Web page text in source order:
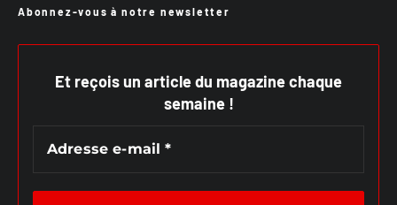
Abonnez-vous à notre newsletter
Et reçois un article du magazine chaque
semaine !